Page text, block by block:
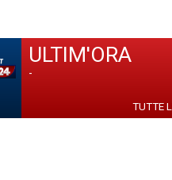
ULTIM'ORA
-
TUTTE